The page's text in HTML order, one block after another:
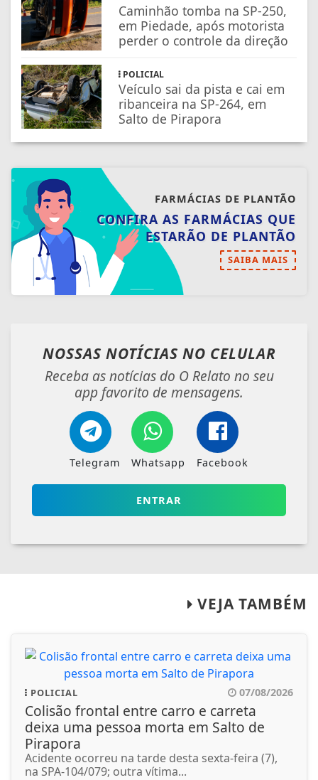
Caminhão tomba na SP-250,
em Piedade, após motorista
perder o controle da direção
POLICIAL
Veículo sai da pista e cai em
ribanceira na SP-264, em
Salto de Pirapora
FARMÁCIAS DE PLANTÃO
CONFIRA AS FARMÁCIAS QUE
ESTARÃO DE PLANTÃO
SAIBA MAIS
NOSSAS NOTÍCIAS NO CELULAR
Receba as notícias do O Relato no seu
app favorito de mensagens.
Telegram Whatsapp Facebook
ENTRAR
VEJA TAMBÉM
POLICIAL 07/08/2026
Colisão frontal entre carro e carreta
deixa uma pessoa morta em Salto de
Pirapora
Acidente ocorreu na tarde desta sexta-feira (7),
na SPA-104/079; outra vítima...